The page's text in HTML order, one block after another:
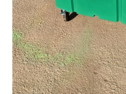
DESTINAÇÃO DE RESÍDUOS
DESTINAÇÃO DE RESÍDUOS ELETRÔNICOS
DESTINAÇÃO DE RESÍDUOS INDUSTRIAIS
DESTINAÇÃO DE RESÍDUOS ORGÂNICOS
DESTINAÇÃO DE RESÍDUOS PERIGOSOS
DESTINAÇÃO DE RESIDUOS QUIMICOS